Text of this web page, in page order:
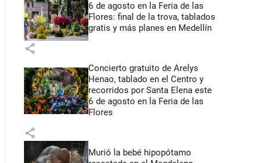
6 de agosto en la Feria de las
Flores: final de la trova, tablados
gratis y más planes en Medellín
share
Concierto gratuito de Arelys
Henao, tablado en el Centro y
recorridos por Santa Elena este
6 de agosto en la Feria de las
Flores
share
Murió la bebé hipopótamo